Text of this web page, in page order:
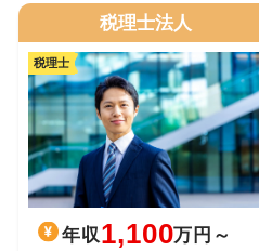
税理士法人
税理士
年収 1,100万円～